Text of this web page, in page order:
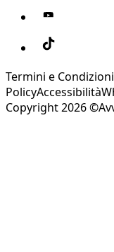
Termini e Condizioni
PolicyAccessibilità
Copyright 2026